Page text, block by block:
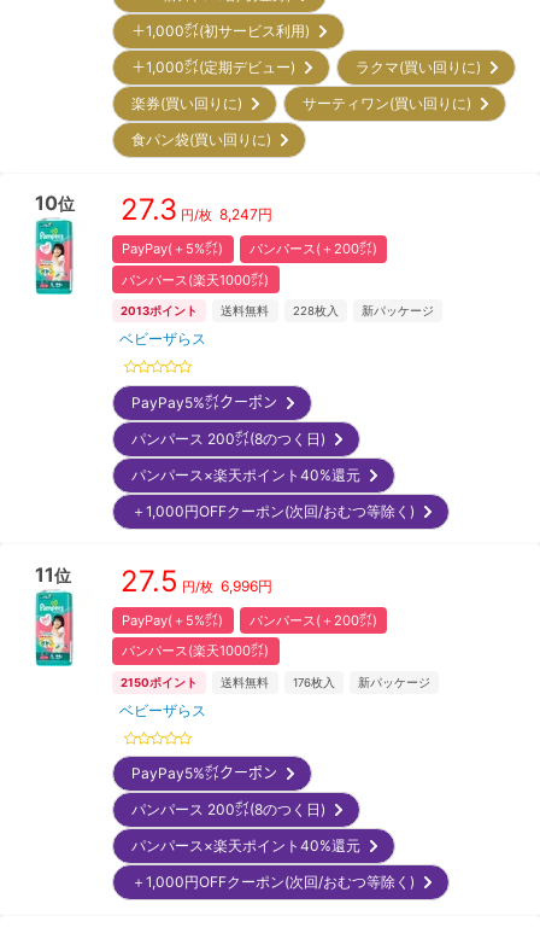
＋1,000㌽(初サービス利用)
＋1,000㌽(定期デビュー)
ラクマ(買い回りに)
楽券(買い回りに)
サーティワン(買い回りに)
食パン袋(買い回りに)
10位 27.3 円/枚 8,247円
PayPay(＋5%㌽)
パンパース(＋200㌽)
パンパース(楽天1000㌽)
2013ポイント 送料無料 228枚入 新パッケージ
ベビーザらス
PayPay5%㌽クーポン
パンパース 200㌽(8のつく日)
パンパース×楽天ポイント40%還元
＋1,000円OFFクーポン(次回/おむつ等除く)
11位 27.5 円/枚 6,996円
PayPay(＋5%㌽)
パンパース(＋200㌽)
パンパース(楽天1000㌽)
2150ポイント 送料無料 176枚入 新パッケージ
ベビーザらス
PayPay5%㌽クーポン
パンパース 200㌽(8のつく日)
パンパース×楽天ポイント40%還元
＋1,000円OFFクーポン(次回/おむつ等除く)